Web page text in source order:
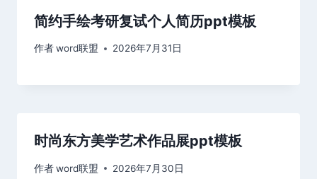
简约手绘考研复试个人简历ppt模板
作者word联盟 2026年7月31日
时尚东方美学艺术作品展ppt模板
作者word联盟 2026年7月30日